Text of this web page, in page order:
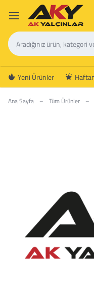
Yeni Ürünler
Ana Sayfa – Tüm Ürünler –